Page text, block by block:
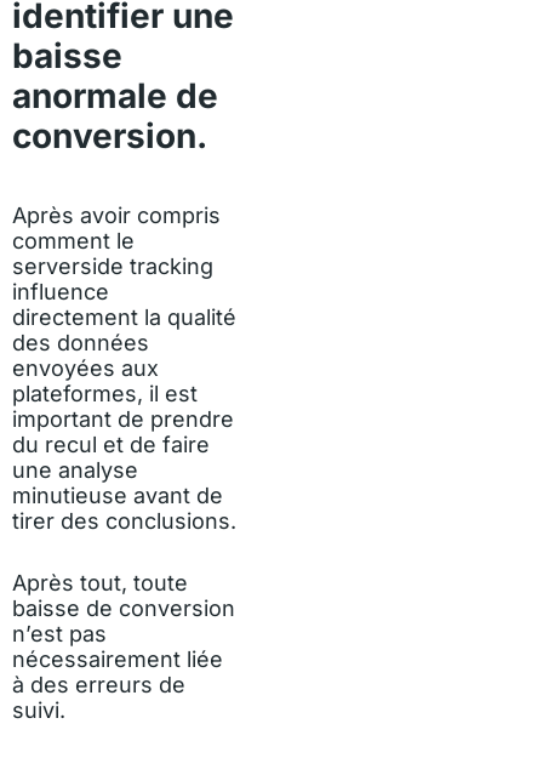
identifier une
baisse
anormale de
conversion.
Après avoir compris
comment le
serverside tracking
influence
directement la qualité
des données
envoyées aux
plateformes, il est
important de prendre
du recul et de faire
une analyse
minutieuse avant de
tirer des conclusions.
Après tout, toute
baisse de conversion
n’est pas
nécessairement liée
à des erreurs de
suivi.